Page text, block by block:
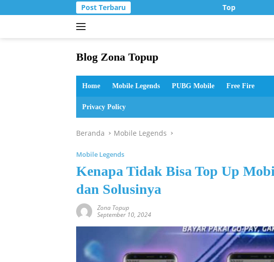
ke
Post Terbaru Top Up Murah
Blog Zona Topup
dan
bermain
Home Mobile Legends PUBG Mobile Free Fire
Privacy Policy
Beranda Mobile Legends
Mobile Legends
Kenapa Tidak Bisa Top Up
dan Solusinya
Zona Topup
September 10, 2024